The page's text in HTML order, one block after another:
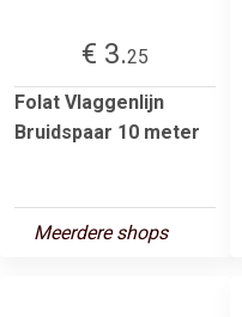
€ 3.25
Folat Vlaggenlijn
Bruidspaar 10 meter
Meerdere shops